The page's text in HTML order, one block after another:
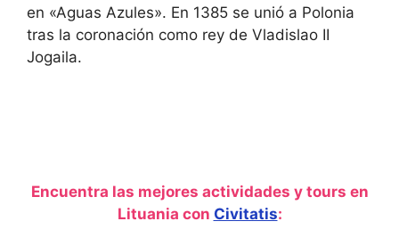
en «Aguas Azules». En 1385 se unió a Polonia
tras la coronación como rey de Vladislao II
Jogaila.
Encuentra las mejores actividades y tours en
Lituania con Civitatis: